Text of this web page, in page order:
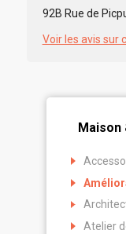
92B Rue de
Voir les avis sur
Maison
Atelier